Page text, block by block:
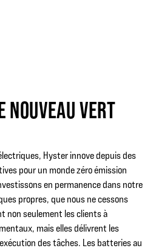
NOUVEAU VERT
Hyster innove depuis des
pour un monde zéro émission
en permanence dans notre
propres, que nous ne cessons
non seulement les clients à
mais elles délivrent les
des tâches. Les batteries au